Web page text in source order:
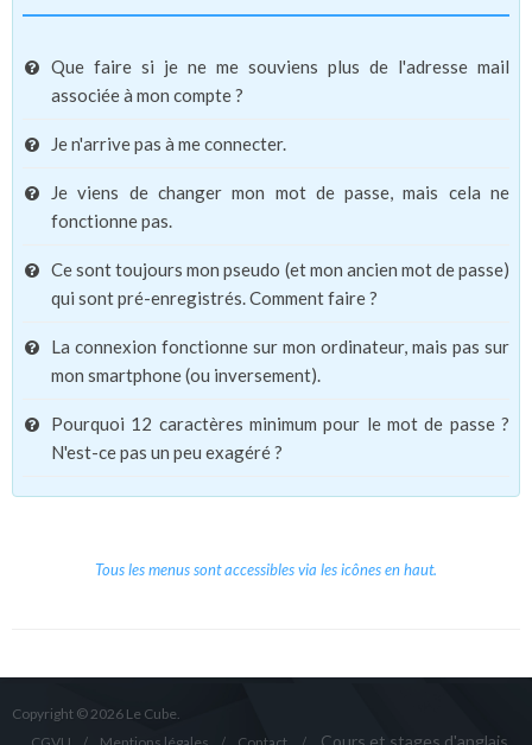
Que faire si je ne me souviens plus de l'adresse mail
associée à mon compte ?
Je n'arrive pas à me connecter.
Je viens de changer mon mot de passe, mais cela ne
fonctionne pas.
Ce sont toujours mon pseudo (et mon ancien mot de passe)
qui sont pré-enregistrés. Comment faire ?
La connexion fonctionne sur mon ordinateur, mais pas sur
mon smartphone (ou inversement).
Pourquoi 12 caractères minimum pour le mot de passe ?
N'est-ce pas un peu exagéré ?
Tous les menus sont accessibles via les icônes en haut.
Copyright © 2026 Le Cube.
Cours et stages d'anglais